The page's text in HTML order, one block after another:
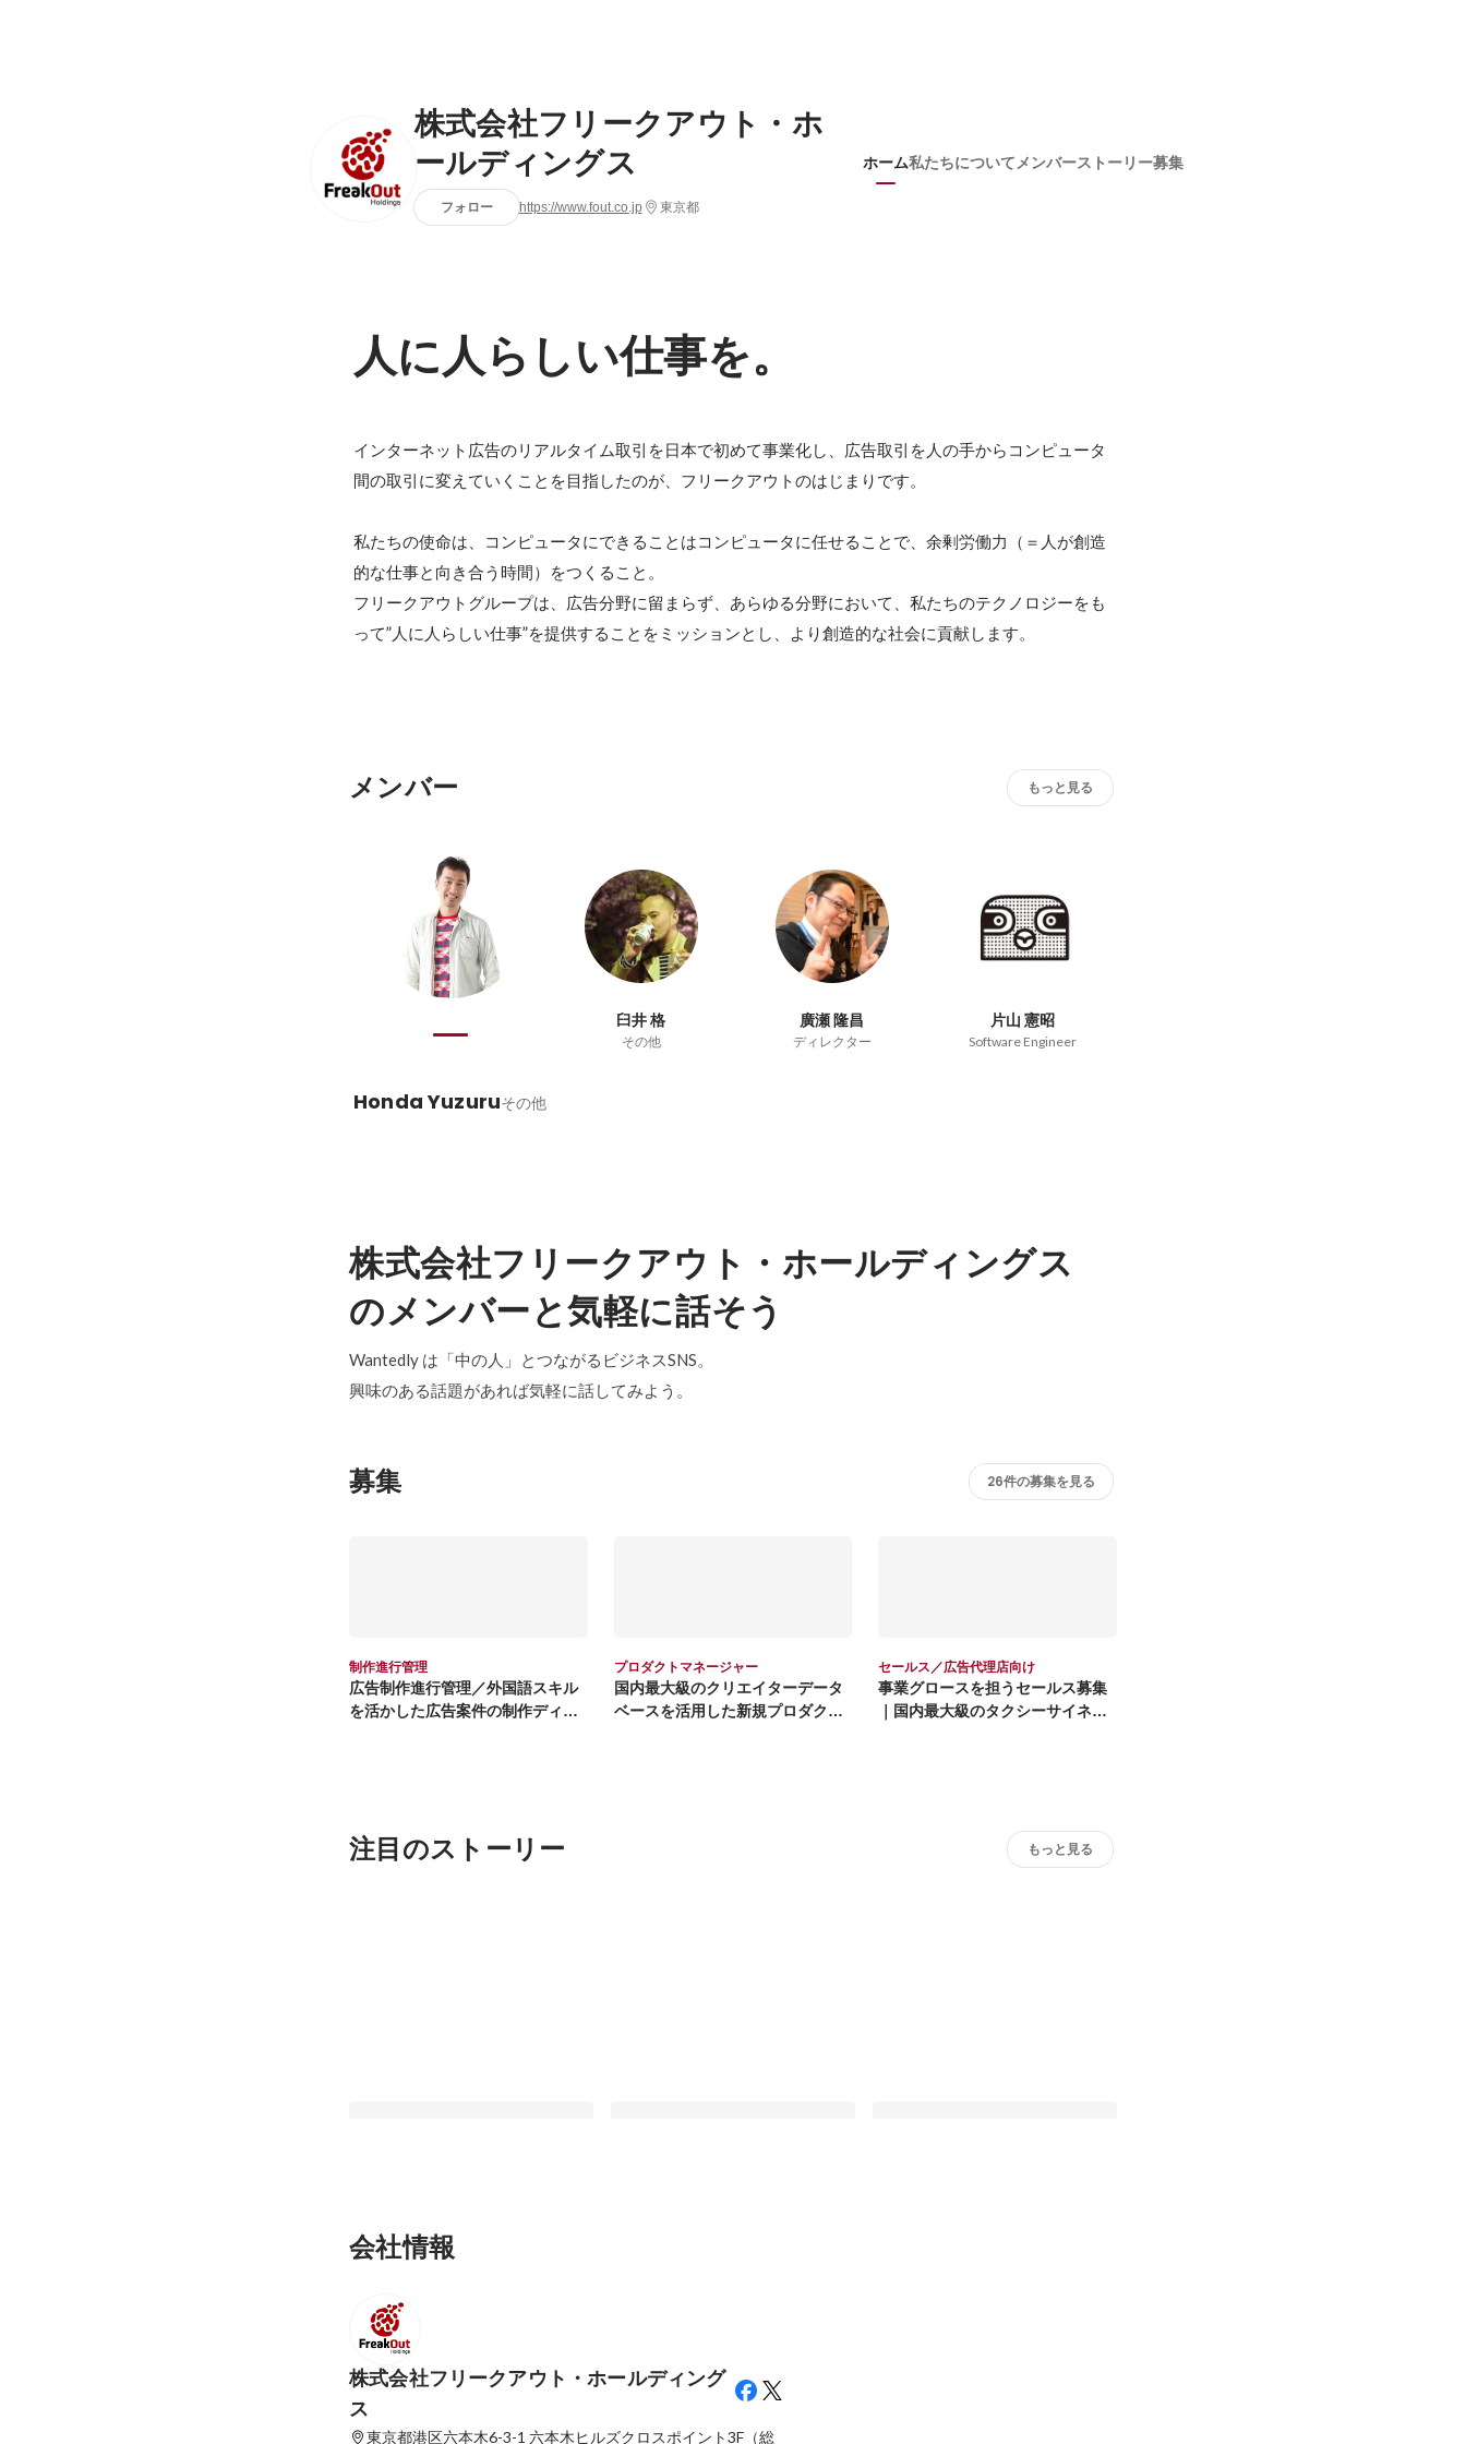
株式会社フリークアウト・ホ
ールディングス
フォロー https://www.fout.co.jp 東京都
ホーム私たちについて メンバーストーリー募集
人に人らしい仕事を。
インターネット広告のリアルタイム取引を日本で初めて事業化し、広告取引を人の手からコンピュータ
間の取引に変えていくことを目指したのが、フリークアウトのはじまりです。
私たちの使命は、コンピュータにできることはコンピュータに任せることで、余剰労働力（＝人が創造
的な仕事と向き合う時間）をつくること。
フリークアウトグループは、広告分野に留まらず、あらゆる分野において、私たちのテクノロジーをも
メンバー もっと見る
臼井 格
その他
廣瀬 隆昌
ディレクター
片山 憲昭
Software Engineer
Honda Yuzuruその他
株式会社フリークアウト・ホールディングス
のメンバーと気軽に話そう
Wantedly は「中の人」とつながるビジネスSNS。
興味のある話題があれば気軽に話してみよう。
募集 26件の募集を見る
制作進行管理
広告制作進行管理／外国語スキル
を活かした広告案件の制作ディレ
プロダクトマネージャー
国内最大級のクリエイターデータ
ベースを活用した新規プロダクト
セールス／広告代理店向け
事業グロースを担うセールス募集
｜国内最大級のタクシーサイネー
注目のストーリー もっと見る
「自分の意思決定で、プロダクト
を、事業を、未来を創る。」新卒
の面白さとは
会社情報
株式会社フリークアウト・ホールディング
ス
東京都港区六本木6-3-1 六本木ヒルズクロスポイント3F（総